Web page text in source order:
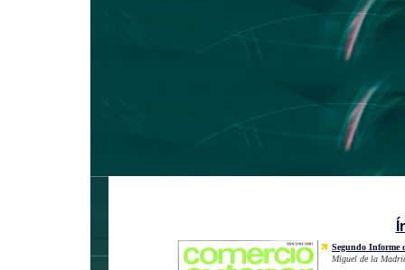
Segundo Informe
Miguel de la